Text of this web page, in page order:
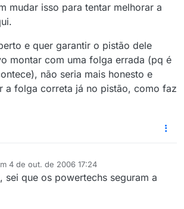
mudar isso para tentar melhorar a
e quer garantir o pistão dele
montar com uma folga errada (pq é
não seria mais honesto e
a folga correta já no pistão, como faz
4 de out. de 2006 17:24
por10 de abr. de 2006 13:24
sei que os powertechs seguram a